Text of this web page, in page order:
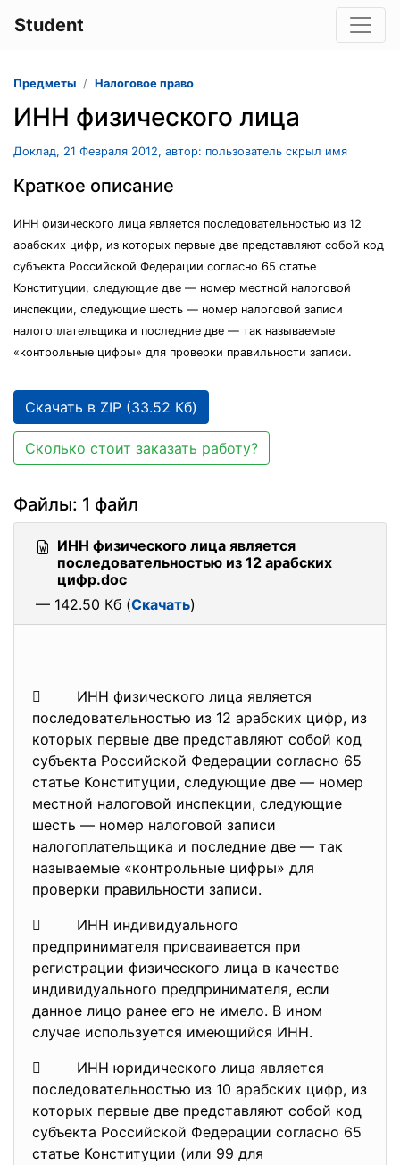
Student
Предметы Налоговое право
ИНН физического лица
Доклад, 21 Февраля 2012, автор: пользователь скрыл имя
Краткое описание
ИНН физического лица является последовательностью из 12
арабских цифр, из которых первые две представляют собой код
субъекта Российской Федерации согласно 65 статье
Конституции, следующие две — номер местной налоговой
инспекции, следующие шесть — номер налоговой записи
налогоплательщика и последние две — так называемые
«контрольные цифры» для проверки правильности записи.
Скачать в ZIP (33.52 Кб)
Сколько стоит заказать работу?
Файлы: 1 файл
ИНН физического лица является
последовательностью из 12 арабских
цифр.doc
— 142.50 Кб (Скачать)
 ИНН физического лица является
последовательностью из 12 арабских цифр, из
которых первые две представляют собой код
субъекта Российской Федерации согласно 65
статье Конституции, следующие две — номер
местной налоговой инспекции, следующие
шесть — номер налоговой записи
налогоплательщика и последние две — так
называемые «контрольные цифры» для
проверки правильности записи.
 ИНН индивидуального
предпринимателя присваивается при
регистрации физического лица в качестве
индивидуального предпринимателя, если
данное лицо ранее его не имело. В ином
случае используется имеющийся ИНН.
 ИНН юридического лица является
последовательностью из 10 арабских цифр, из
которых первые две представляют собой код
субъекта Российской Федерации согласно 65
статье Конституции (или 99 для